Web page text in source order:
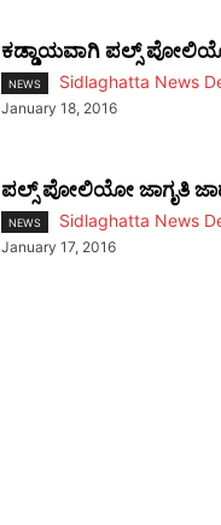
ಕಡ್ಡಾಯವಾಗಿ ಪಲ್ಸ್
NEWS Sidlaghatta News
January 18, 2016
ಪಲ್ಸ್ ಪೋಲಿಯೋ ಜಾಗೃತಿ
NEWS Sidlaghatta News
January 17, 2016